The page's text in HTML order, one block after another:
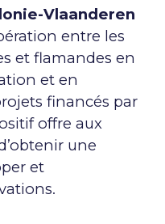
Vlaanderen
entre les
et flamandes en
et en
financés par
offre aux
une
et